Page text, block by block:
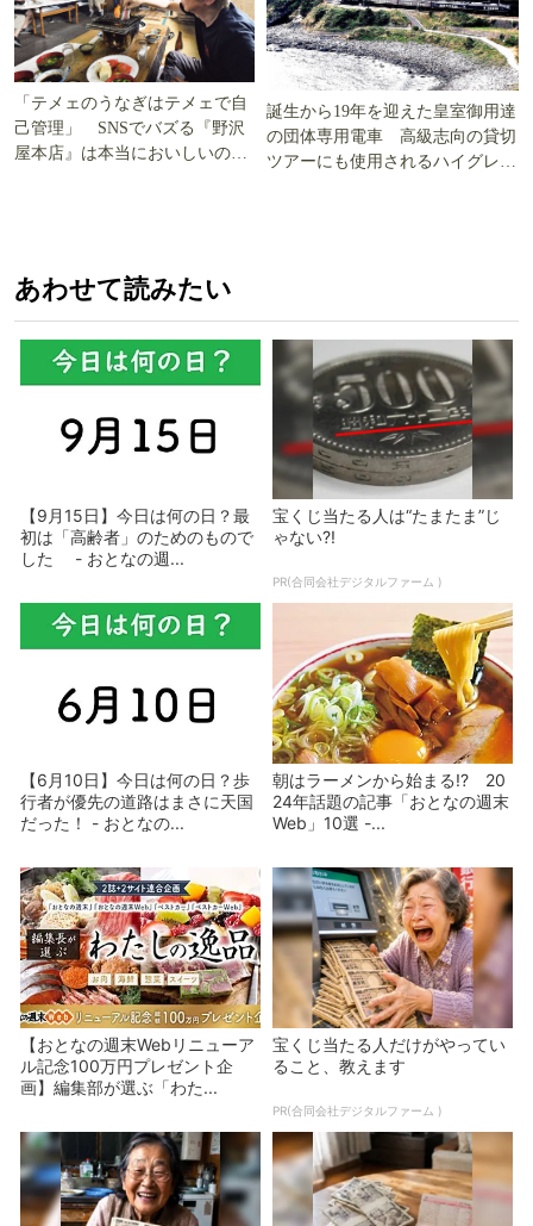
「テメェのうなぎはテメェで自
己管理」 SNSでバズる『野沢
屋本店』は本当においしいの
誕生から19年を迎えた皇室御用達
の団体専用電車 高級志向の貸切
ツアーにも使用されるハイグレー
あわせて読みたい
【9月15日】今日は何の日？最
初は「高齢者」のためのもので
した - おとなの週...
宝くじ当たる人は“たまたま”じ
ゃない?!
PR(合同会社デジタルファーム )
【6月10日】今日は何の日？歩
行者が優先の道路はまさに天国
だった！ - おとなの...
朝はラーメンから始まる!? 20
24年話題の記事「おとなの週末
Web」10選 -...
【おとなの週末Webリニューア
ル記念100万円プレゼント企
画】編集部が選ぶ「わた...
宝くじ当たる人だけがやってい
ること、教えます
PR(合同会社デジタルファーム )